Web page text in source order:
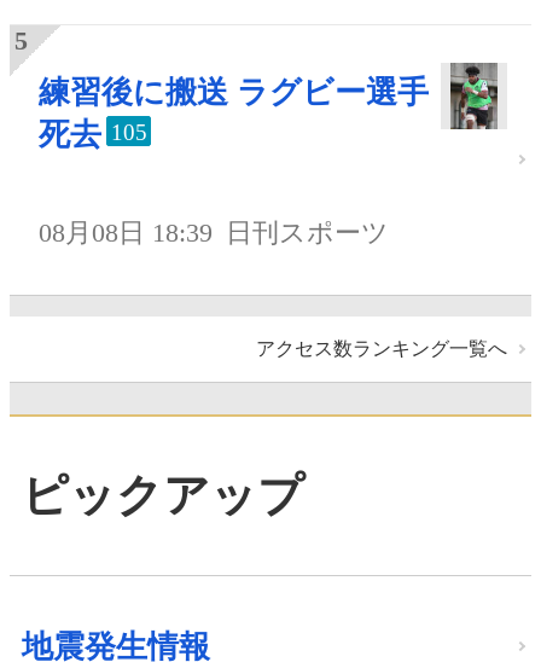
練習後に搬送 ラグビー選手
死去 105
08月08日 18:39 日刊スポーツ
アクセス数ランキング一覧へ
ピックアップ
地震発生情報